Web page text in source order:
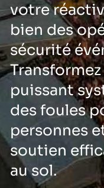
votre
bien des
sécurité
puissant
des foules
personnes
soutien
au sol.